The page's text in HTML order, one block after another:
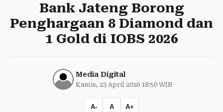
Bank Jateng Borong
Penghargaan 8 Diamond dan
1 Gold di IOBS 2026
Media Digital
Kamis, 23 April 2026 18:50 WIB
A- A A+